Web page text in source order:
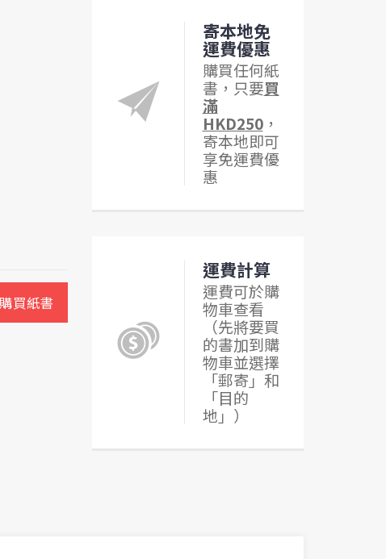
購買紙書
寄本地免
運費優惠
購買任何紙
書，只要買
滿
HKD250，
寄本地即可
享免運費優
惠
運費計算
運費可於購
物車查看
（先將要買
的書加到購
物車並選擇
「郵寄」和
「目的
地」）